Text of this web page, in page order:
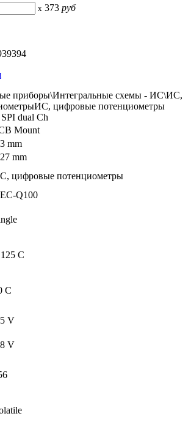
x 373 руб
приборы\Интегральные схемы - ИС\ИС,
цифровые потенциометры
dual Ch
Mount
mm
mm
цифровые потенциометры
Q100
C
C
V
V